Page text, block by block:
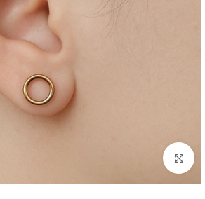
برای بزرگنمایی کلیک کنید